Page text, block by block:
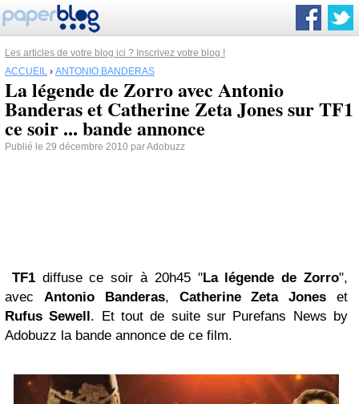
Les articles de votre blog ici ? Inscrivez votre blog !
ACCUEIL › ANTONIO BANDERAS
La légende de Zorro avec Antonio
Banderas et Catherine Zeta Jones sur TF1
ce soir ... bande annonce
Publié le 29 décembre 2010 par Adobuzz
TF1diffuse ce soir à 20h45 "La légende de Zorro",
avec Antonio Banderas, Catherine Zeta Jones et
Rufus Sewell. Et tout de suite sur Purefans News by
Adobuzz la bande annonce de ce film.